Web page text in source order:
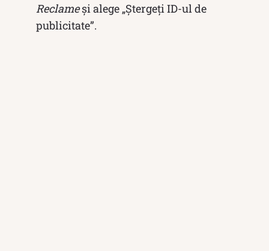
Reclameși alege „Ștergeți ID-ul de
publicitate”.